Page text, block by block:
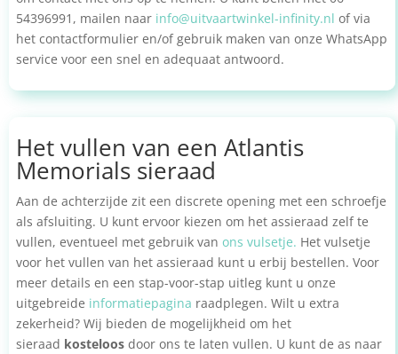
54396991, mailen naar info@uitvaartwinkel-infinity.nl of via
het contactformulier en/of gebruik maken van onze WhatsApp
service voor een snel en adequaat antwoord.
Het vullen van een Atlantis
Memorials sieraad
Aan de achterzijde zit een discrete opening met een schroefje
als afsluiting. U kunt ervoor kiezen om het assieraad zelf te
vullen, eventueel met gebruik van ons vulsetje. Het vulsetje
voor het vullen van het assieraad kunt u erbij bestellen. Voor
meer details en een stap-voor-stap uitleg kunt u onze
uitgebreide informatiepagina raadplegen. Wilt u extra
zekerheid? Wij bieden de mogelijkheid om het
sieraad kosteloos door ons te laten vullen. U kunt de as naar